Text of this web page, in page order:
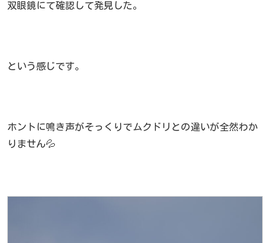
双眼鏡にて確認して発見した。
という感じです。
ホントに鳴き声がそっくりでムクドリとの違いが全然わか
りません💦